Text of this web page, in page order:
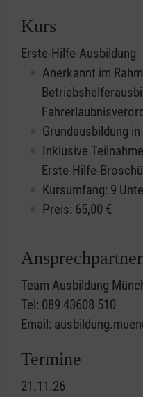
Kurs
Erste-Hilfe-Ausbildung
Anerkannt im
Grundausbildung
Inklusive
Erste-Hilfe-
Kursumfang: 9
Preis: 65,00 €
Ansprechpartner
Team Ausbildung
Tel: 089 43608 510
Email:
Termine
21.11.26